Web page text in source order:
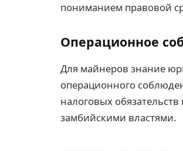
пониманием правовой
Операционное
Для майнеров знание
операционного
налоговых
замбийскими властями.